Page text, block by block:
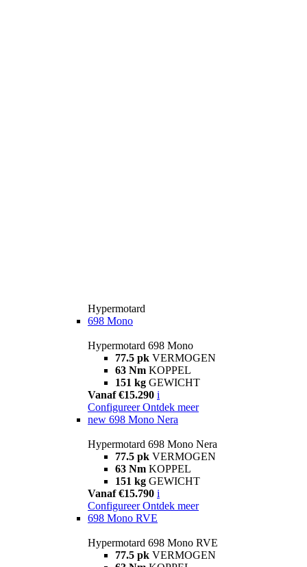
Hypermotard
698 Mono
Hypermotard 698 Mono
77.5 pk VERMOGEN
63 Nm KOPPEL
151 kg GEWICHT
Vanaf €15.290 i
Configureer Ontdek meer
new 698 Mono Nera
Hypermotard 698 Mono Nera
77.5 pk VERMOGEN
63 Nm KOPPEL
151 kg GEWICHT
Vanaf €15.790 i
Configureer Ontdek meer
698 Mono RVE
Hypermotard 698 Mono RVE
77.5 pk VERMOGEN